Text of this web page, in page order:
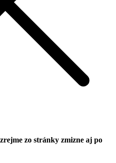
zo stránky zmizne aj po